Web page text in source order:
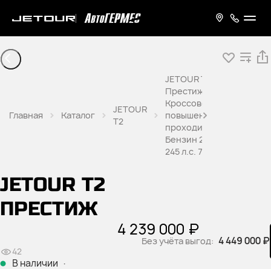
Главная Каталог
JETOUR
T2
JETOUR T2
Престиж
Кроссовер
повышенной
проходимости
Бензин 2,0 л
245 л.с. 7 DCT
JETOUR T2
ПРЕСТИЖ
42
В наличии ·
4 239 000 ₽
Без учёта выгод: 4 449 000 ₽